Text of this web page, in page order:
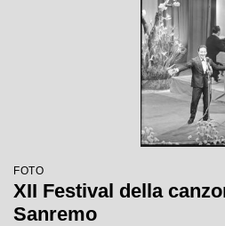
FOTO
XII Festival della
Sanremo